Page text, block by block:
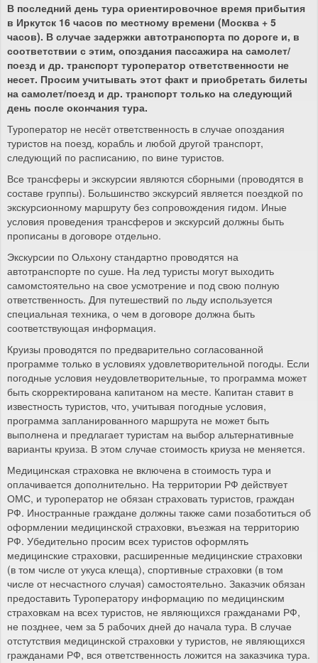
В последний день тура ориентировочное время прибытия
в Иркутск 16 часов по местному времени (Москва + 5
часов). В случае задержки автотранспорта по дороге и, в
соответствии с этим, опоздания пассажира на самолет/
поезд и др. транспорт туроператор ответственности не
несет. Просим учитывать этот факт и приобретать билеты
на самолет/поезд и др. транспорт только на следующий
день после окончания тура.
Туроператор не несёт ответственность в случае опоздания
туристов на поезд, корабль и любой другой транспорт,
следующий по расписанию, по вине туристов.
Все трансферы и экскурсии являются сборными (проводятся в
составе группы). Большинство экскурсий является поездкой по
экскурсионному маршруту без сопровождения гидом. Иные
условия проведения трансферов и экскурсий должны быть
прописаны в договоре отдельно.
Экскурсии по Ольхону стандартно проводятся на
автотранспорте по суше. На лед туристы могут выходить
самомстоятельно на свое усмотрение и под свою полную
ответственность. Для путешествий по льду используется
специальная техника, о чем в договоре должна быть
соответствующая информация.
Круизы проводятся по предварительно согласованной
программе только в условиях удовлетворительной погоды. Если
погодные условия неудовлетворительные, то программа может
быть скорректирована капитаном на месте. Капитан ставит в
известность туристов, что, учитывая погодные условия,
программа запланированного маршрута не может быть
выполнена и предлагает туристам на выбор альтернативные
варианты круиза. В этом случае стоимость криуза не меняется.
Медицинская страховка не включена в стоимость тура и
оплачивается дополнительно. На территории РФ действует
ОМС, и туроператор не обязан страховать туристов, граждан
РФ. Иностранные граждане должны также сами позаботиться об
оформлении медицинской страховки, въезжая на территорию
РФ. Убедительно просим всех туристов оформлять
медицинские страховки, расширенные медицинские страховки
(в том числе от укуса клеща), спортивные страховки (в том
числе от несчастного случая) самостоятельно. Заказчик обязан
предоставить Туроператору информацию по медицинским
страховкам на всех туристов, не являющихся гражданами РФ,
не позднее, чем за 5 рабочих дней до начала тура. В случае
отстутствия медицинской страховки у туристов, не являющихся
гражданами РФ, вся ответственность ложится на заказчика тура.